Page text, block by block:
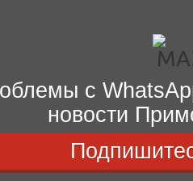
с
новости